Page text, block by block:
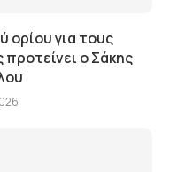
ορίου για τους
ο Σάκης